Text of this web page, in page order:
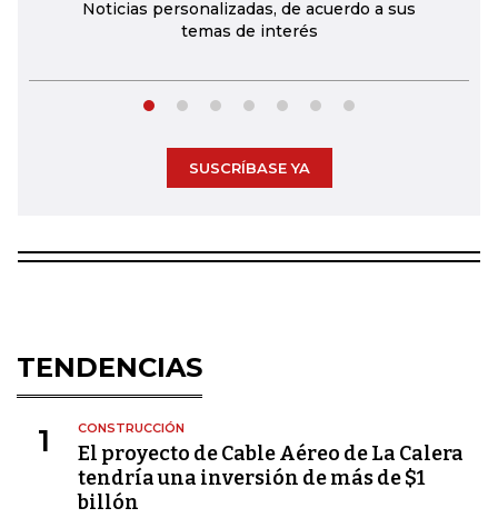
Noticias personalizadas, de acuerdo a sus
temas de interés
SUSCRÍBASE YA
TENDENCIAS
1 CONSTRUCCIÓN
El proyecto de Cable Aéreo de La Calera
tendría una inversión de más de $1
billón